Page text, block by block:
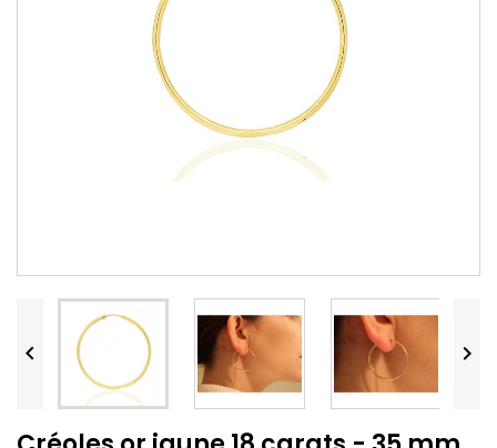
 